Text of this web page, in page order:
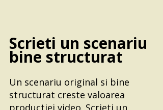
Scrieti un scenariu
bine structurat
Un scenariu original si bine
structurat creste valoarea